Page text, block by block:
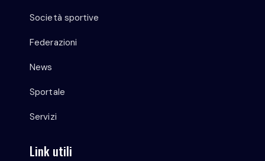
Società sportive
Federazioni
News
Sportale
Servizi
Link utili